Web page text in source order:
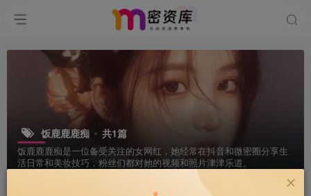
饭鹿鹿鹿痴 共1篇
饭鹿鹿鹿痴是一位备受关注的女网红，她经常在抖音和微密圈分享生
活日常和美妆技巧，粉丝们都对她的视频和照片津津乐道。